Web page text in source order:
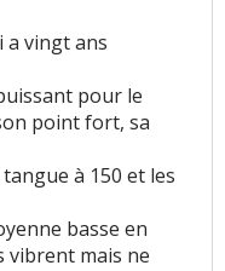
a vingt ans
pour le
point fort, sa
à 150 et les
basse en
vibrent mais ne